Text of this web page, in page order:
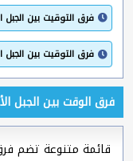
فرق التوقيت بين الجبل
فرق التوقيت بين الجبل
فرق الوقت بين الجبل
قائمة متنوعة تضم